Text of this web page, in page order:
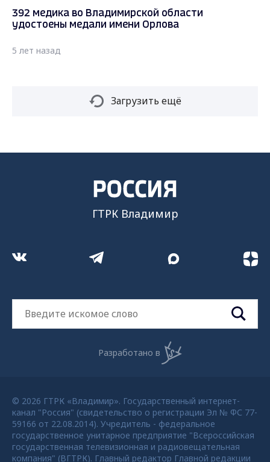
392 медика во Владимирской области
удостоены медали имени Орлова
5 лет назад
Загрузить ещё
ГТРК Владимир
Разработано в
© 2026 ГТРК «Владимир». Государственный интернет-
канал "Россия" (свидетельство о регистрации Эл № ФС 77-
59166 от 22.08.2014). Учредитель - федеральное
государственное унитарное предприятие "Всероссийская
государственная телевизионная и радиовещательная
компания" (ВГТРК). Главный редактор Главной редакции